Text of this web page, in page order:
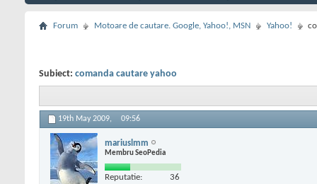
Forum Motoare de cautare. Google, Yahoo!, MSN Yahoo!
Subiect: comanda cautare yahoo
19th May 2009, 09:56
mariuslmm
Membru SeoPedia
Reputatie: 36